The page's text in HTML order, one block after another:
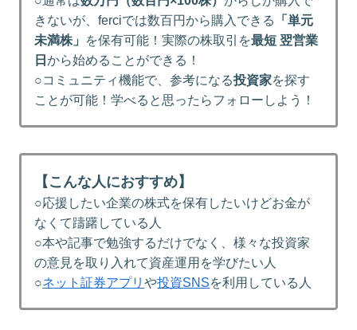
きないが、ferciでは数百円から購入できる
「単元
未満株」 を保有可能！実際の株取引を最短 翌営業
日から始めることができる！
○コミュニティ機能で、参考になる投資家を探す
ことが可能！学べると思ったらフォローしよう！
【こんな人におすすめ】
○応援したい企業の株式を保有したいけどお金が
なくて躊躇している人
○本や記事で勉強するだけでなく、様々な投資家
の意見を取り入れて資産運用を学びたい人
○ネット証券アプリや投資SNSを利用している人